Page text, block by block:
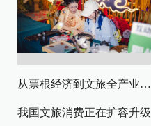
从票根经济到文旅全产业链升级
我国文旅消费正在扩容升级